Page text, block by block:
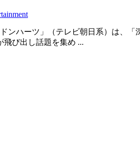
ンハーツ」（テレビ朝日系）は、
飛び出し話題を集め ...